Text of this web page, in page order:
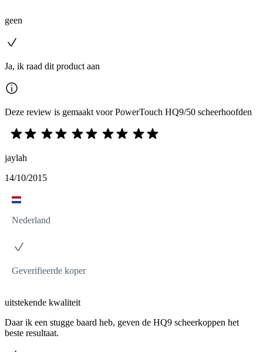
geen
Ja, ik raad dit product aan
Deze review is gemaakt voor PowerTouch HQ9/50 scheerhoofden
jaylah
14/10/2015
Nederland
Geverifieerde koper
uitstekende kwaliteit
Daar ik een stugge baard heb, geven de HQ9 scheerkoppen het
beste resultaat.